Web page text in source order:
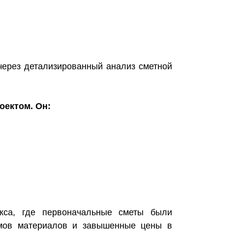
детализированный анализ сметной
Он:
где первоначальные сметы были
материалов и завышенные цены в